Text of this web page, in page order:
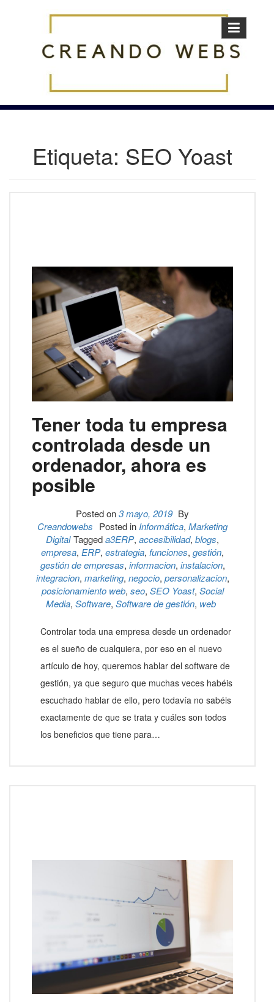
Etiqueta: SEO Yoast
Tener toda tu empresa
controlada desde un
ordenador, ahora es
posible
Posted on3 mayo, 2019 By
Creandowebs Posted in Informática, Marketing
Digital Taggeda3ERP, accesibilidad, blogs,
empresa, ERP, estrategia, funciones, gestión,
gestión de empresas, informacion, instalacion,
integracion, marketing, negocio, personalizacion,
posicionamiento web, seo, SEO Yoast, Social
Media, Software, Software de gestión, web
Controlar toda una empresa desde un ordenador
es el sueño de cualquiera, por eso en el nuevo
artículo de hoy, queremos hablar del software de
gestión, ya que seguro que muchas veces habéis
escuchado hablar de ello, pero todavía no sabéis
exactamente de que se trata y cuáles son todos
los beneficios que tiene para…